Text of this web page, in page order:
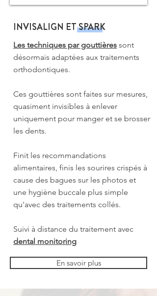
Les techniques par gouttières sont
désormais adaptées aux traitements
orthodontiques.
Ces gouttières sont faites sur mesures,
quasiment invisibles à enlever
uniquement pour manger et se brosser
les dents.
Finit les recommandations
alimentaires, finis les sourires crispés à
cause des bagues sur les photos et
une hygiène buccale plus simple
qu'avec des traitements collés.
Suivi à distance du traitement avec
dental monitoring
INVISALIGN ET SPARK
En savoir plus